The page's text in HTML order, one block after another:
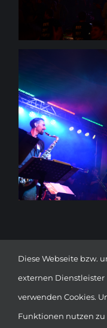
© Copyright2026 |
Diese Webseite bzw.
externen Dienstleister
verwenden Cookies.
Funktionen nutzen zu